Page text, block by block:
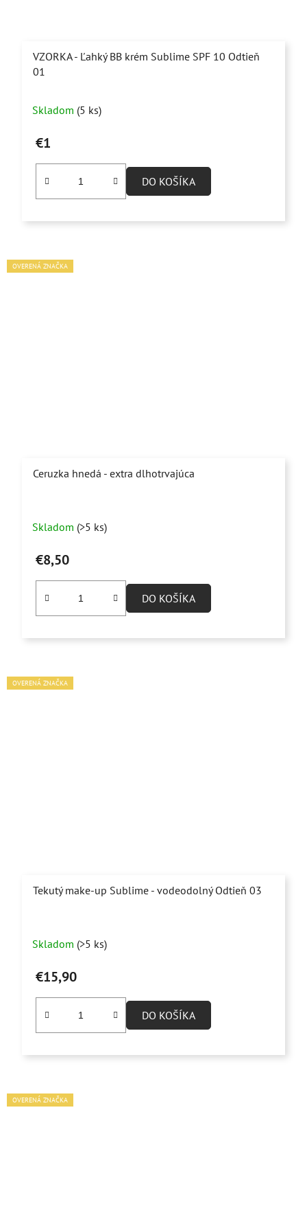
VZORKA - Ľahký BB krém Sublime SPF 10 Odtieň
01
Skladom (5 ks)
€1
DO KOŠÍKA
OVERENÁ ZNAČKA
Ceruzka hnedá - extra dlhotrvajúca
hodnotenie
produktu
Skladom (>5 ks)
€8,50
DO KOŠÍKA
OVERENÁ ZNAČKA
Tekutý make-up Sublime - vodeodolný Odtieň 03
Skladom (>5 ks)
€15,90
DO KOŠÍKA
OVERENÁ ZNAČKA